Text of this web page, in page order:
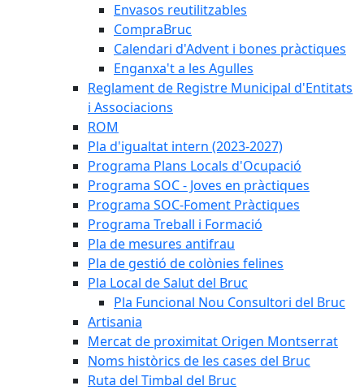
Envasos reutilitzables
CompraBruc
Calendari d'Advent i bones pràctiques
Enganxa't a les Agulles
Reglament de Registre Municipal d'Entitats
i Associacions
ROM
Pla d'igualtat intern (2023-2027)
Programa Plans Locals d'Ocupació
Programa SOC - Joves en pràctiques
Programa SOC-Foment Pràctiques
Programa Treball i Formació
Pla de mesures antifrau
Pla de gestió de colònies felines
Pla Local de Salut del Bruc
Pla Funcional Nou Consultori del Bruc
Artisania
Mercat de proximitat Origen Montserrat
Noms històrics de les cases del Bruc
Ruta del Timbal del Bruc